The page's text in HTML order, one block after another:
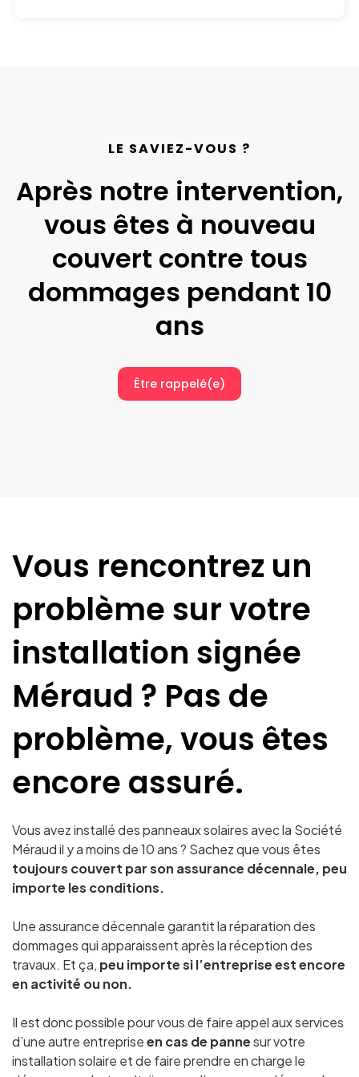
LE SAVIEZ-VOUS ?
Après notre intervention,
vous êtes à nouveau
couvert contre tous
dommages pendant 10
ans
Être rappelé(e)
Vous rencontrez un
problème sur votre
installation signée
Méraud ? Pas de
problème, vous êtes
encore assuré.
Vous avez installé des panneaux solaires avec la Société
Méraudil y a moins de 10 ans ? Sachez que vous êtes
toujours couvert par son assurance décennale, peu
importe les conditions.
Une assurance décennale garantit la réparation des
dommages qui apparaissent après la réception des
travaux. Et ça, peu importe si l’entreprise est encore
en activité ou non.
Il est donc possible pour vous de faire appel aux services
d’une autre entrepriseen cas de pannesur votre
installation solaire et de faire prendre en charge le